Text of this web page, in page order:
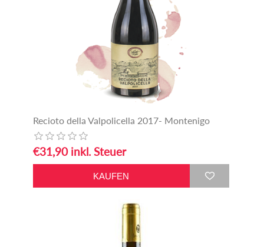
Recioto della Valpolicella 2017- Montenigo
€31,90 inkl. Steuer